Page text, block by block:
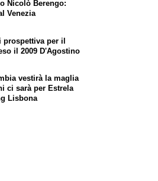
Nicolò Berengo:
Venezia
prospettiva per il
il 2009 D'Agostino
vestirà la maglia
ci sarà per Estrela
Lisbona